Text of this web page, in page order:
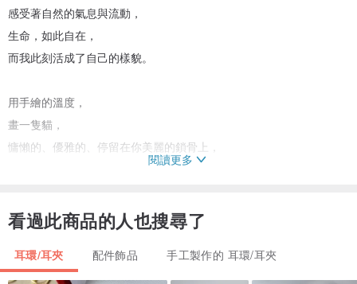
感受著自然的氣息與流動，
生命，如此自在，
而我此刻活成了自己的樣貌。
用手繪的溫度，
畫一隻貓，
慵懶的、優雅的、停留在你美麗的鎖骨上，
細細的用金屬色比點綴貓身上的花紋，
閱讀更多
看過此商品的人也搜尋了
耳環/耳夾 配件飾品 手工製作的 耳環/耳夾